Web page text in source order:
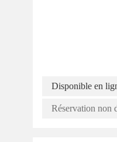
Disponible en
Réservation non